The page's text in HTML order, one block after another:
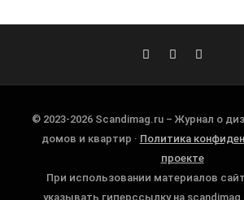
© 2023-2026 Scandimag.ru – Журнал о
домов и квартир · Политика
проекте
При использовании материалов
указывать гиперссылку на